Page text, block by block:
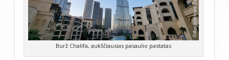
Burž Chalifa, aukščiausias pasaulio pastatas